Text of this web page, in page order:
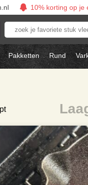
10% korting op je
Zoek
je
favoriete
stuk
vlees..
Pakketten Rund